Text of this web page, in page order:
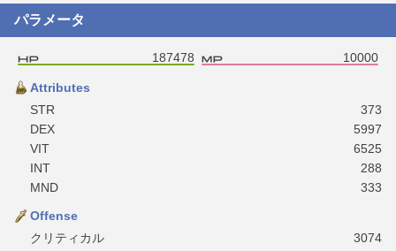
パラメータ
187478 10000
Attributes
STR
373
DEX
5997
VIT
6525
INT
288
MND
333
Offense
クリティカル
3074